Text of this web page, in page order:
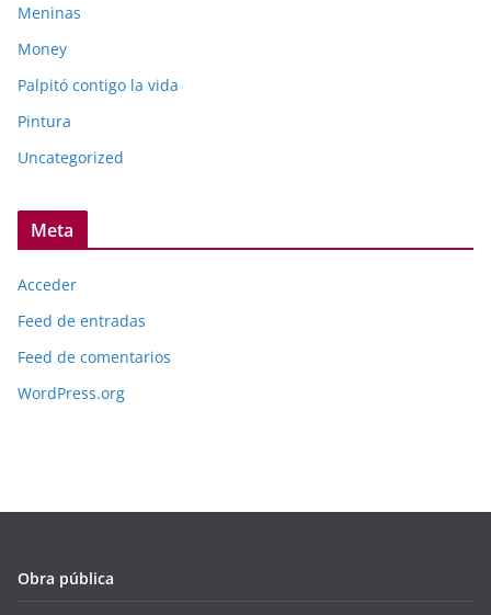
Meninas
Money
Palpitó contigo la vida
Pintura
Uncategorized
Meta
Acceder
Feed de entradas
Feed de comentarios
WordPress.org
Obra pública